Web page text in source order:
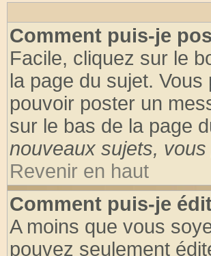
Comment puis-je
Facile, cliquez sur le
la page du sujet.
pouvoir poster un
sur le bas de la page
nouveaux sujets,
Revenir en haut
Comment puis-je
A moins que vous
pouvez seulement